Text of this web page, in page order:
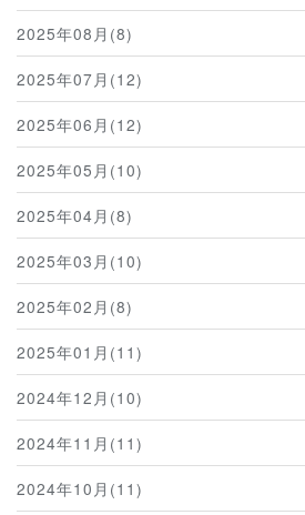
2025年08月(8)
2025年07月(12)
2025年06月(12)
2025年05月(10)
2025年04月(8)
2025年03月(10)
2025年02月(8)
2025年01月(11)
2024年12月(10)
2024年11月(11)
2024年10月(11)